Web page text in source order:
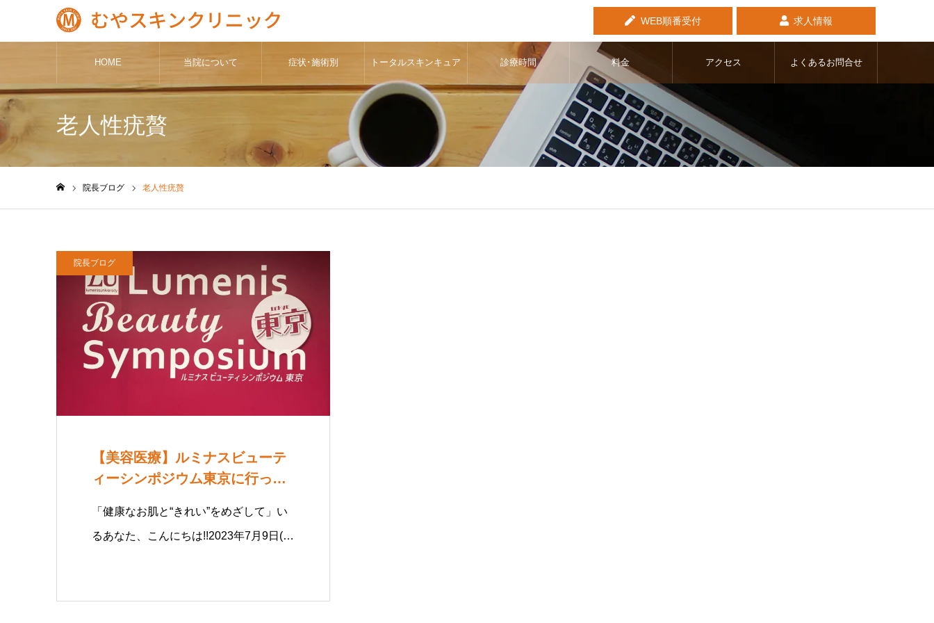
WEB順番受付 求人情報
HOME 当院について 症状･施術別 トータルスキンキュア 診療時間 料金 アクセス よくあるお問合せ
老人性疣贅
院長ブログ 老人性疣贅
院長ブログ
【美容医療】ルミナスビューテ
ィーシンポジウム東京に行って
「健康なお肌と“きれい”をめざして」い
るあなた、こんにちは!!2023年7月9日(…